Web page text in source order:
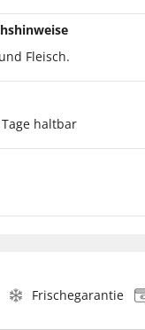
Fleisch.
haltbar
Frischegarantie